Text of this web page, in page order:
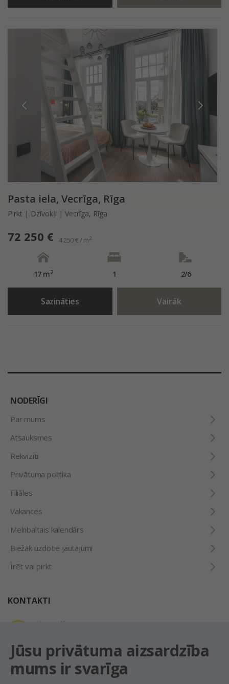
Jūsu privātuma aizsardzība
mums ir svarīga
Pasta iela, Vecrīga, Rīga
Pirkt | Dzīvokļi | Vecrīga, Rīga
72 250 € 4 250 € / m2
17 m2 1 2/6
Sazināties Vairāk
NODERĪGI
Par mums
Atsauksmes
Rekvizīti
Privātuma politika
Filiāles
Vakances
Melnbaltais kalendārs
Biežāk uzdotie jautājumi
Īrēt vai pirkt
KONTAKTI
Uzziņu tālrunis
E-pasta adrese
latio@latio.lv